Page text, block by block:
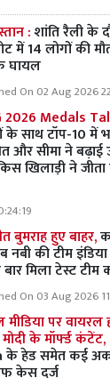
:शांति रैली के
में 14 लोगों की
घायल
On 02 Aug 2026
2026 Medals
के साथ टॉप-10 में
और सीमा ने बढ़ाई
खिलाड़ी ने
बुमराह हुए बाहर,
की टीम इंडिया
मिला टेस्ट टीम
On 03 Aug 2026
पर वायरल
के मॉर्फ्ड कंटेंट,
के हेड समेत कई
केस दर्ज